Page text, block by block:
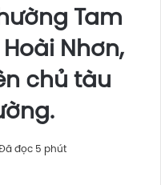
Tam
Nhơn,
chủ tàu
đọc 5 phút